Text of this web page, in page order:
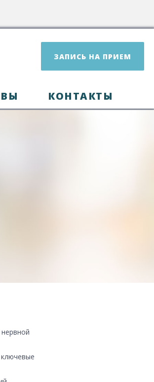
ЗАПИСЬ НА ПРИЕМ
КОНТАКТЫ